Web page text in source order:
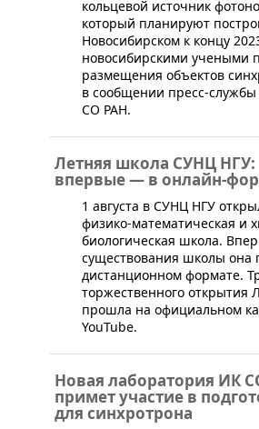
кольцевой источник
который планируют
Новосибирском к концу
новосибирскими учеными
размещения объектов
в сообщении пресс-службы
СО РАН.
Летняя школа СУНЦ НГУ:
впервые — в онлайн-
​1 августа в СУНЦ НГУ
физико-математическая и
биологическая школа.
существования школы она
дистанционном формате.
торжественного открытия
прошла на официальном
YouTube.
Новая лаборатория ИК
примет участие в
для синхротрона